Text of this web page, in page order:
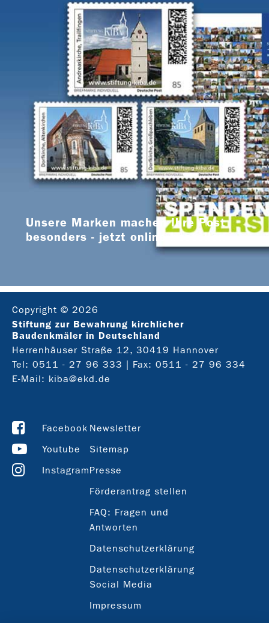
Unsere Marken machen Ihre Post
besonders - jetzt online bestellen
Copyright © 2026
Stiftung zur Bewahrung kirchlicher
Baudenkmäler in Deutschland
Herrenhäuser Straße 12, 30419 Hannover
Tel: 0511 - 27 96 333
| Fax: 0511 - 27 96 334
E-Mail: kiba@ekd.de
Facebook
Youtube
Instagram
Newsletter
Sitemap
Presse
Förderantrag stellen
FAQ: Fragen und
Antworten
Datenschutzerklärung
Datenschutzerklärung
Social Media
Impressum